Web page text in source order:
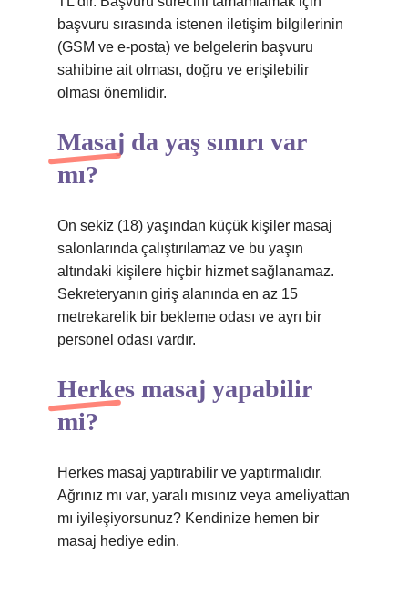
başvuru sırasında istenen iletişim bilgilerinin
(GSM ve e-posta) ve belgelerin başvuru
sahibine ait olması, doğru ve erişilebilir
olması önemlidir.
Masaj da yaş sınırı var
mı?
On sekiz (18) yaşından küçük kişiler masaj
salonlarında çalıştırılamaz ve bu yaşın
altındaki kişilere hiçbir hizmet sağlanamaz.
Sekreteryanın giriş alanında en az 15
metrekarelik bir bekleme odası ve ayrı bir
personel odası vardır.
Herkes masaj yapabilir
mi?
Herkes masaj yaptırabilir ve yaptırmalıdır.
Ağrınız mı var, yaralı mısınız veya ameliyattan
mı iyileşiyorsunuz? Kendinize hemen bir
masaj hediye edin.